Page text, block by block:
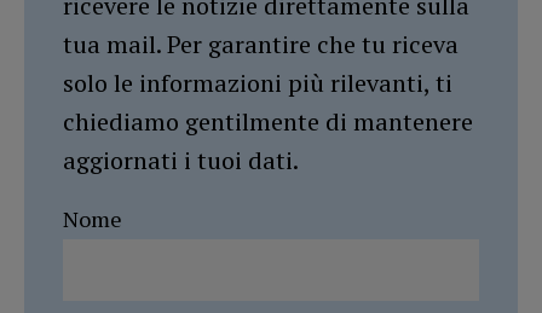
tua mail. Per garantire che tu riceva
solo le informazioni più rilevanti, ti
chiediamo gentilmente di mantenere
aggiornati i tuoi dati.
Nome